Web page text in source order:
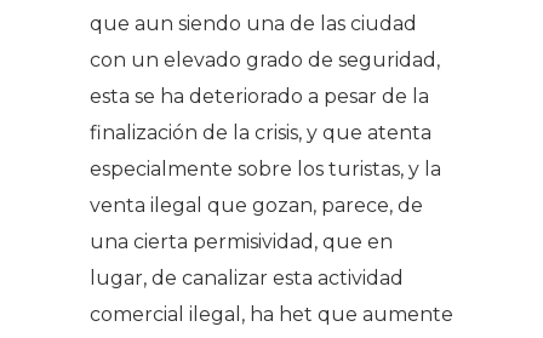
que aun siendo una de las ciudad
con un elevado grado de seguridad,
esta se ha deteriorado a pesar de la
finalización de la crisis, y que atenta
especialmente sobre los turistas, y la
venta ilegal que gozan, parece, de
una cierta permisividad, que en
lugar, de canalizar esta actividad
comercial ilegal, ha het que aumente